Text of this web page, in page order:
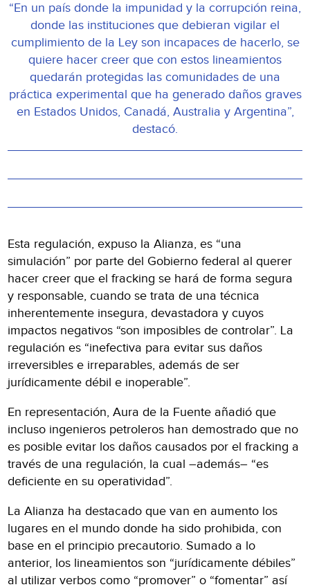
“En un país donde la impunidad y la corrupción reina,
donde las instituciones que debieran vigilar el
cumplimiento de la Ley son incapaces de hacerlo, se
quiere hacer creer que con estos lineamientos
quedarán protegidas las comunidades de una
práctica experimental que ha generado daños graves
en Estados Unidos, Canadá, Australia y Argentina”,
destacó.
Esta regulación, expuso la Alianza, es “una
simulación” por parte del Gobierno federal al querer
hacer creer que el fracking se hará de forma segura
y responsable, cuando se trata de una técnica
inherentemente insegura, devastadora y cuyos
impactos negativos “son imposibles de controlar”. La
regulación es “inefectiva para evitar sus daños
irreversibles e irreparables, además de ser
jurídicamente débil e inoperable”.
En representación, Aura de la Fuente añadió que
incluso ingenieros petroleros han demostrado que no
es posible evitar los daños causados por el fracking a
través de una regulación, la cual –además– “es
deficiente en su operatividad”.
La Alianza ha destacado que van en aumento los
lugares en el mundo donde ha sido prohibida, con
base en el principio precautorio. Sumado a lo
anterior, los lineamientos son “jurídicamente débiles”
al utilizar verbos como “promover” o “fomentar” así